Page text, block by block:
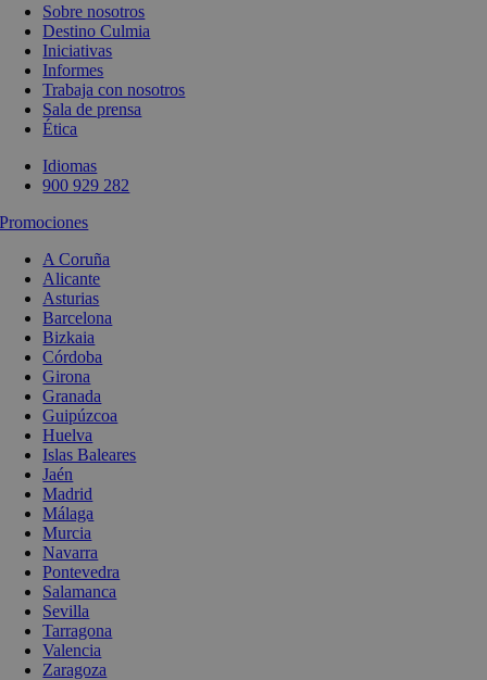
Sobre nosotros
Destino Culmia
Iniciativas
Informes
Trabaja con nosotros
Sala de prensa
Ética
Idiomas
900 929 282
Promociones
A Coruña
Alicante
Asturias
Barcelona
Bizkaia
Córdoba
Girona
Granada
Guipúzcoa
Huelva
Islas Baleares
Jaén
Madrid
Málaga
Murcia
Navarra
Pontevedra
Salamanca
Sevilla
Tarragona
Valencia
Zaragoza